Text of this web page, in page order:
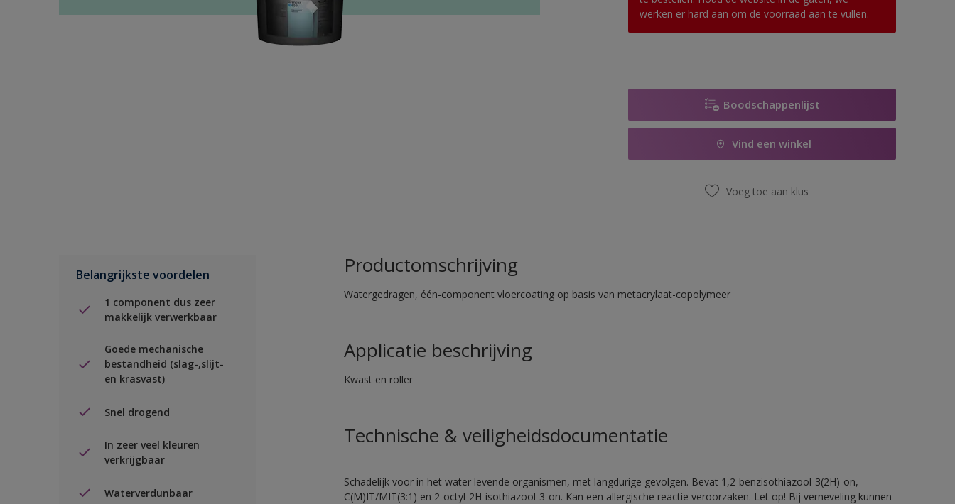
werken er hard aan om de voorraad aan te vullen.
Boodschappenlijst
Vind een winkel
Voeg toe aan klus
Belangrijkste voordelen
1 component dus zeer
makkelijk verwerkbaar
Goede mechanische
bestandheid (slag-,slijt-
en krasvast)
Snel drogend
In zeer veel kleuren
verkrijgbaar
Waterverdunbaar
Productomschrijving
Watergedragen, één-component vloercoating op basis van metacrylaat-copolymeer
Applicatie beschrijving
Kwast en roller
Technische & veiligheidsdocumentatie
Schadelijk voor in het water levende organismen, met langdurige gevolgen. Bevat 1,2-benzisothiazool-3(2H)-on,
C(M)IT/MIT(3:1) en 2-octyl-2H-isothiazool-3-on. Kan een allergische reactie veroorzaken. Let op! Bij verneveling kunnen